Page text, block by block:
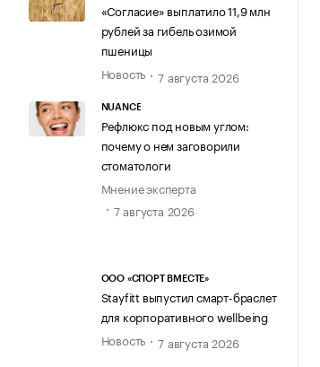
«Согласие» выплатило 11,9 млн
рублей за гибель озимой
пшеницы
Новость
7 августа 2026
NUANCE
Рефлюкс под новым углом:
почему о нем заговорили
стоматологи
Мнение эксперта
7 августа 2026
ООО «СПОРТ ВМЕСТЕ»
Stayfitt выпустил смарт-браслет
для корпоративного wellbeing
Новость
7 августа 2026